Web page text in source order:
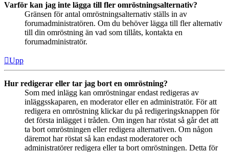
Varför kan jag inte lägga till fler omröstningsalternativ?
Gränsen för antal omröstningsalternativ ställs in av
forumadministratören. Om du behöver lägga till fler alternativ
till din omröstning än vad som tillåts, kontakta en
forumadministratör.
Upp
Hur redigerar eller tar jag bort en omröstning?
Som med inlägg kan omröstningar endast redigeras av
inläggsskaparen, en moderator eller en administratör. För att
redigera en omröstning klickar du på redigeringsknappen för
det första inlägget i tråden. Om ingen har röstat så går det att
ta bort omröstningen eller redigera alternativen. Om någon
däremot har röstat så kan endast moderatorer och
administratörer redigera eller ta bort omröstningen. Detta för